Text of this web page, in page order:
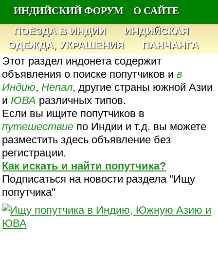
ИНДИЙСКИЙ ФОРУМ
О САЙТЕ
ПОЕЗДА В ИНДИИ
ИНДИЙСКАЯ
ОДЕЖДА, УКРАШЕНИЯ
ПАНЧАНГА
Этот раздел индонета содержит
объявления о поиске попутчиков ив
Индию,Непал, другие страны южной Азии
иЮВА различных типов.
Если вы ищите попутчиков в
путешествие по Индии и т.д. вы можете
разместить здесь объявление без
регистрации.
Как искать и найти попутчика?
Подписаться на новости раздела "Ищу
попутчика"